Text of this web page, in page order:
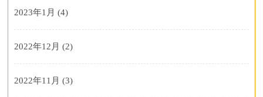
2023年1月 (4)
2022年12月 (2)
2022年11月 (3)